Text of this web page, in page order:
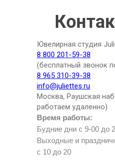
Время работы:
Будние дни с 9-00 до
Выходные и
с 10 до 20
Ювелирная студия
8 800 201-59-38
(бесплатный звонок
8 965 310-39-38
info@juliettes.ru
Москва, Раушская
работаем удаленно)